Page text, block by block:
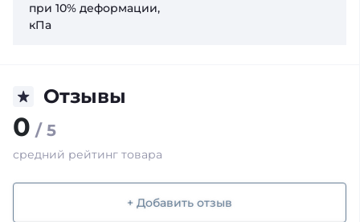
при 10% деформации,
кПа
Отзывы
0 / 5
средний рейтинг товара
+ Добавить отзыв